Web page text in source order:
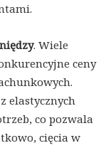
. Wiele
ceny
elastycznych
co pozwala
cięcia w